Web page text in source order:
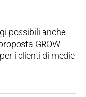
possibili anche
GROW
i clienti di medie